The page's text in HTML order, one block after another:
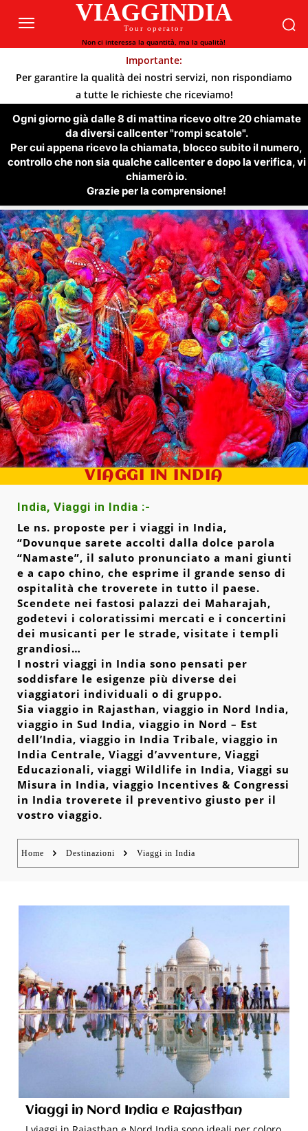
VIAGGINDIA
Tour operator
Non ci interessa la quantità, ma la qualità!
Importante:
Per garantire la qualità dei nostri servizi, non rispondiamo
a tutte le richieste che riceviamo!
Ogni giorno già dalle 8 di mattina ricevo oltre 20 chiamate
da diversi callcenter "rompi scatole".
Per cui appena ricevo la chiamata, blocco subito il numero,
controllo che non sia qualche callcenter e dopo la verifica, vi
chiamerò io.
Grazie per la comprensione!
VIAGGI IN INDIA
India, Viaggi in India :-
Le ns. proposte per i viaggi in India,
“Dovunque sarete accolti dalla dolce parola
“Namaste”, il saluto pronunciato a mani giunti
e a capo chino, che esprime il grande senso di
ospitalità che troverete in tutto il paese.
Scendete nei fastosi palazzi dei Maharajah,
godetevi i coloratissimi mercati e i concertini
dei musicanti per le strade, visitate i templi
grandiosi…
I nostri viaggi in India sono pensati per
soddisfare le esigenze più diverse dei
viaggiatori individuali o di gruppo.
Sia viaggio in Rajasthan, viaggio in Nord India,
viaggio in Sud India, viaggio in Nord – Est
dell’India, viaggio in India Tribale, viaggio in
India Centrale, Viaggi d’avventure, Viaggi
Educazionali, viaggi Wildlife in India, Viaggi su
Misura in India, viaggio Incentives & Congressi
in India troverete il preventivo giusto per il
vostro viaggio.
Home Destinazioni Viaggi in India
Viaggi in Nord India e Rajasthan